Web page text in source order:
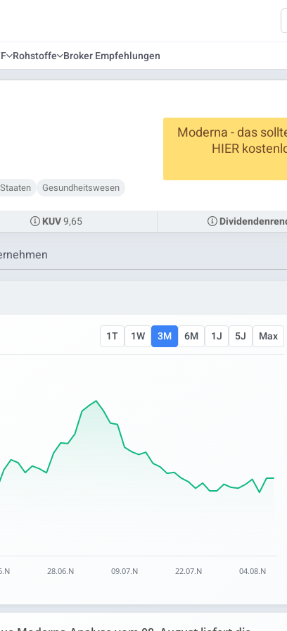
Rohstoffe Broker Empfehlungen
Gesundheitswesen
Moderna - das
HIER
KUV9,65
1T 1W 3M 6M 1J 5J Max
from 39.045 to 72.27.
28.06.N 09.07.N 22.07.N 04.08.N